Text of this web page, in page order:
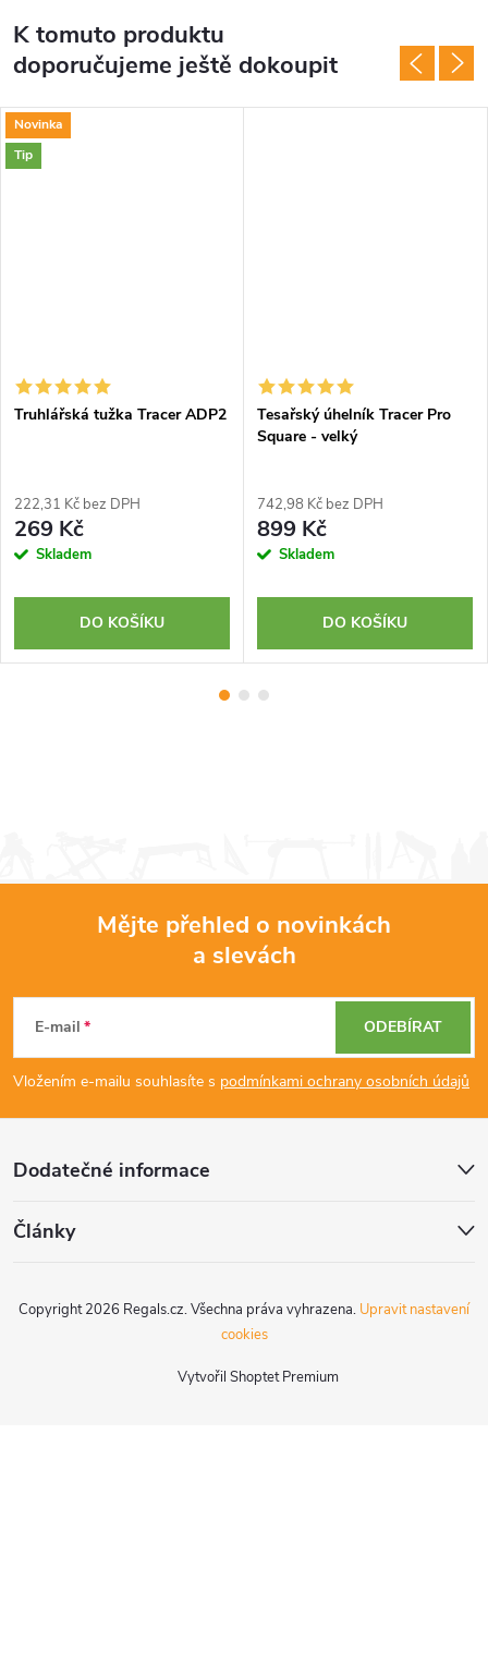
K tomuto produktu
doporučujeme ještě dokoupit
Novinka
Tip
Truhlářská tužka Tracer ADP2
222,31 Kč bez DPH
269 Kč
Skladem
DO KOŠÍKU
Tesařský úhelník Tracer Pro
Square - velký
742,98 Kč bez DPH
899 Kč
Skladem
DO KOŠÍKU
p
a
Mějte přehled o novinkách
a slevách
E-mail
Vložením e-mailu souhlasíte s podmínkami ochrany osobních údajů
ODEBÍRAT
Dodatečné informace
Články
Vytvořil Shoptet Premium
Copyright 2026 Regals.cz. Všechna práva vyhrazena. Upravit nastavení
cookies